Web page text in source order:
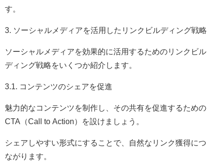
す。
3. ソーシャルメディアを活用したリンクビルディング戦略
ソーシャルメディアを効果的に活用するためのリンクビル
ディング戦略をいくつか紹介します。
3.1. コンテンツのシェアを促進
魅力的なコンテンツを制作し、その共有を促進するための
CTA（Call to Action）を設けましょう。
シェアしやすい形式にすることで、自然なリンク獲得につ
ながります。